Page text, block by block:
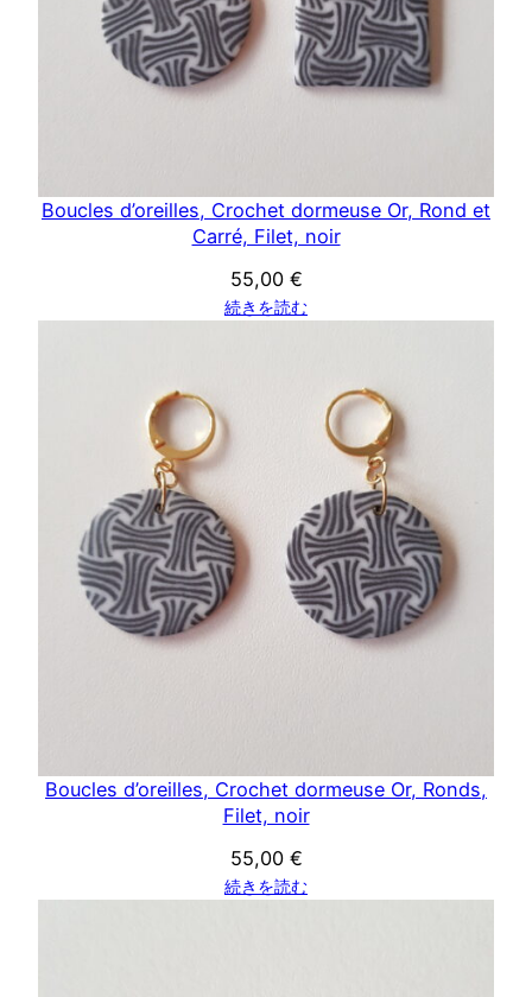
Boucles d’oreilles, Crochet dormeuse Or, Rond et
Carré, Filet, noir
55,00 €
続きを読む
Boucles d’oreilles, Crochet dormeuse Or, Ronds,
Filet, noir
55,00 €
続きを読む